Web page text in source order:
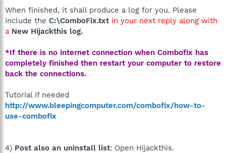
When finished, it shall produce a log for you. Please
include the C:\ComboFix.txt in your next reply along with
a New Hijackthis log.
*If there is no internet connection when Combofix has
completely finished then restart your computer to restore
back the connections.
Tutorial if needed
http://www.bleepingcomputer.com/combofix/how-to-
use-combofix
4) Post also an uninstall list: Open Hijackthis.